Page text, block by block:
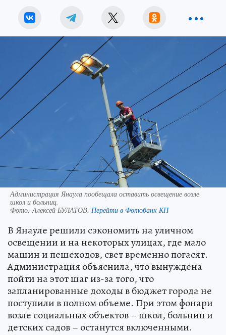
Администрация Янаула пообещала оставить освещение возле
школ и больниц.
Фото:Алексей БУЛАТОВ. Перейти в Фотобанк КП
В Янауле решили сэкономить на уличном
освещении и на некоторых улицах, где мало
машин и пешеходов, свет временно погасят.
Администрация объяснила, что вынуждена
пойти на этот шаг из-за того, что
запланированные доходы в бюджет города не
поступили в полном объеме. При этом фонари
возле социальных объектов – школ, больниц и
детских садов – останутся включенными.